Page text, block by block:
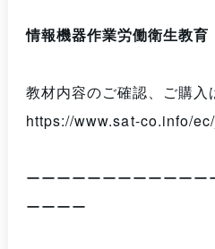
情報機器作業労働衛生教
教材内容のご確認、ご購
https://www.sat-co.info/
ーーーーーーーーーーー
ーーーー